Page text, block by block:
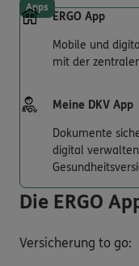
Apps
ERGO App
Mobile und
mit der
Meine DKV App
Dokumente
digital
Die ERGO
Versicherung to go: